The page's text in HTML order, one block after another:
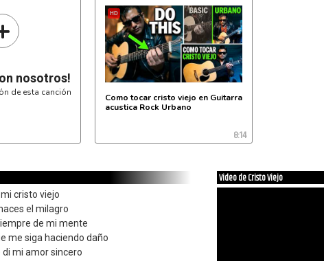
nosotros!
de esta canción
HD
Como tocar cristo viejo en Guitarra
acustica Rock Urbano
8:14
cristo viejo
el milagro
de mi mente
me siga haciendo daño
mi amor sincero
Video de Cristo Viejo